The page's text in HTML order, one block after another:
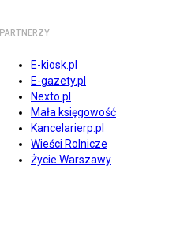
PARTNERZY
E-kiosk.pl
E-gazety.pl
Nexto.pl
Mała księgowość
Kancelarierp.pl
Wieści Rolnicze
Życie Warszawy